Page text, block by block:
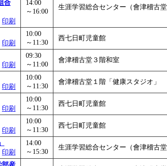
合
印刷
14:00
～16:00
生涯学習総合センター（會津稽古
印刷
10:00
～11:30
西七日町児童館
印刷
09:30
～11:00
會津稽古堂３階和室
印刷
10:00
～11:30
會津稽古堂１階「健康スタジオ」
印刷
10:00
～11:30
西七日町児童館
印刷
10:00
～11:30
西七日町児童館
印刷
14:00
～15:30
生涯学習総合センター（會津稽古